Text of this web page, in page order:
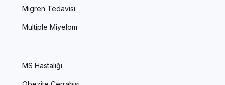
Migren Tedavisi
Multiple Miyelom
MS Hastalığı